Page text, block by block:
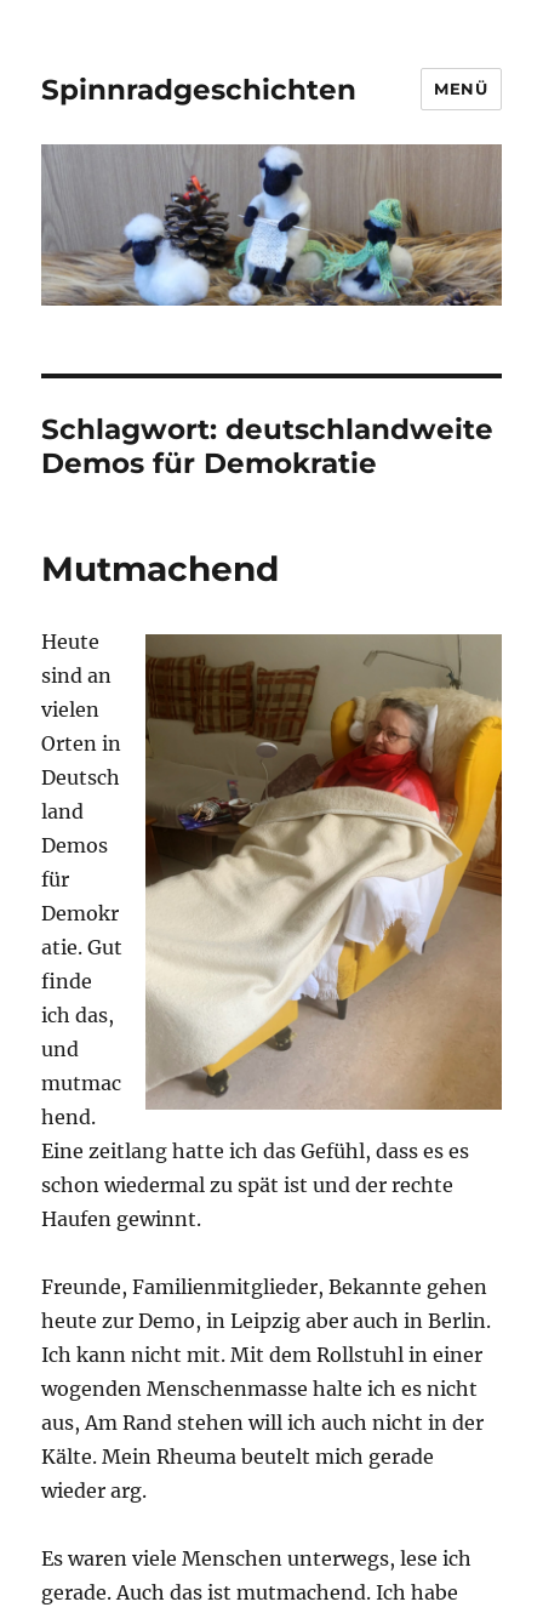
Spinnradgeschichten MENÜ
Schlagwort:deutschlandweite
Demos für Demokratie
Mutmachend
Heute
sind an
vielen
Orten in
Deutsch
land
Demos
für
Demokr
atie. Gut
finde
ich das,
und
mutmac
hend.
Eine zeitlang hatte ich das Gefühl, dass es es
schon wiedermal zu spät ist und der rechte
Haufen gewinnt.
Freunde, Familienmitglieder, Bekannte gehen
heute zur Demo, in Leipzig aber auch in Berlin.
Ich kann nicht mit. Mit dem Rollstuhl in einer
wogenden Menschenmasse halte ich es nicht
aus, Am Rand stehen will ich auch nicht in der
Kälte. Mein Rheuma beutelt mich gerade
wieder arg.
Es waren viele Menschen unterwegs, lese ich
gerade. Auch das ist mutmachend. Ich habe